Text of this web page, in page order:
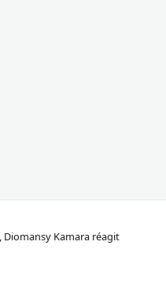
Diomansy Kamara réagit